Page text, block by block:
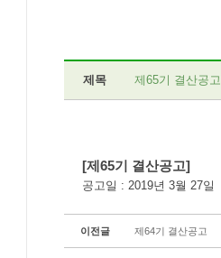
제목 제65기 결산공고
[제65기 결산공고]
공고일 : 2019년 3월 27일
이전글 제64기 결산공고